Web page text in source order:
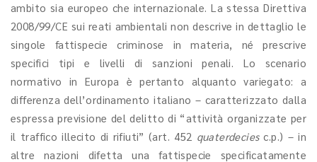
ambito sia europeo che internazionale. La stessa Direttiva
2008/99/CE sui reati ambientali non descrive in dettaglio le
singole fattispecie criminose in materia, né prescrive
specifici tipi e livelli di sanzioni penali. Lo scenario
normativo in Europa è pertanto alquanto variegato: a
differenza dell’ordinamento italiano – caratterizzato dalla
espressa previsione del delitto di “attività organizzate per
il traffico illecito di rifiuti” (art. 452 quaterdeciesc.p.) – in
altre nazioni difetta una fattispecie specificatamente